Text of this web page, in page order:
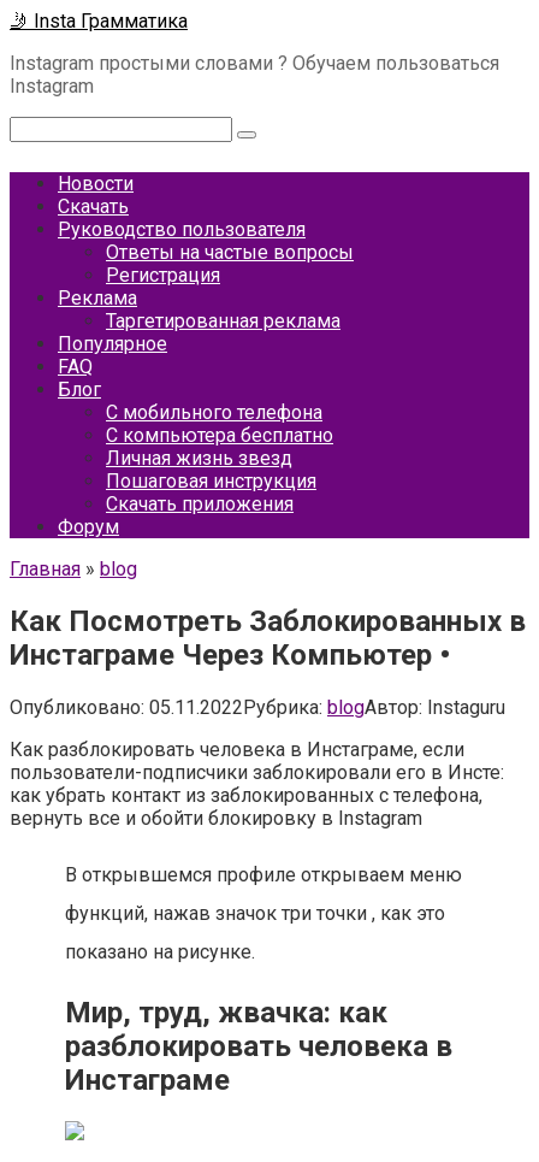
Перейти
контенту
🤳 Insta Грамматика
Instagram простыми словами ? Обучаем пользоваться
Instagram
Новости
Скачать
Руководство пользователя
Ответы на частые вопросы
Регистрация
Реклама
Таргетированная реклама
Популярное
FAQ
Блог
С мобильного телефона
С компьютера бесплатно
Личная жизнь звезд
Пошаговая инструкция
Скачать приложения
Форум
Главная » blog
Как Посмотреть Заблокированных в
Инстаграме Через Компьютер •
Опубликовано: 05.11.2022Рубрика: blogАвтор: Instaguru
Как разблокировать человека в Инстаграме, если
пользователи-подписчики заблокировали его в Инсте:
как убрать контакт из заблокированных с телефона,
вернуть все и обойти блокировку в Instagram
В открывшемся профиле открываем меню
функций, нажав значок три точки , как это
показано на рисунке.
Мир, труд, жвачка: как
разблокировать человека в
Инстаграме